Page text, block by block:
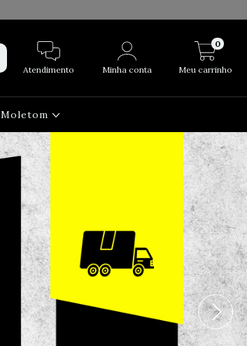
Atendimento Minha conta Meu carrinho
0
Moletom